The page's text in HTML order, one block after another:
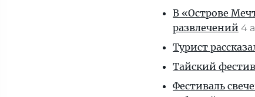
В «Острове
развлечений 4
Турист
Тайский
Фестиваль